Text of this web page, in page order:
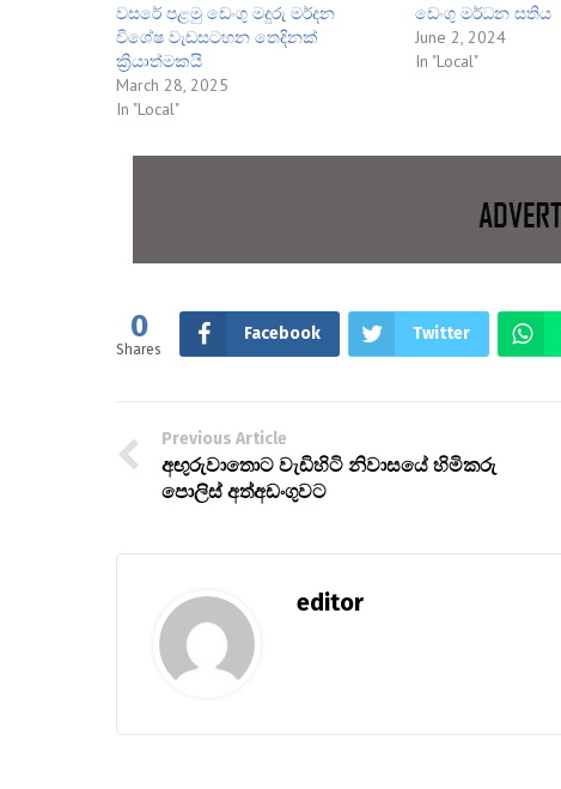
වසරේ පළමු ඩෙංගු මදුරු මර්දන
විශේෂ වැඩසටහන තෙදිනක්
ක්‍රියාත්මකයි
March 28, 2025
In "Local"
ඩෙංගු මර්ධන සතිය
June 2, 2024
In "Local"
0
Shares
Facebook Twitter
Previous Article
අඟුරුවාතොට වැඩිහිටි නිවාසයේ හිමිකරු
පොලිස් අත්අඩංගුවට
editor